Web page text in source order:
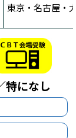
東京・名古屋・
特になし